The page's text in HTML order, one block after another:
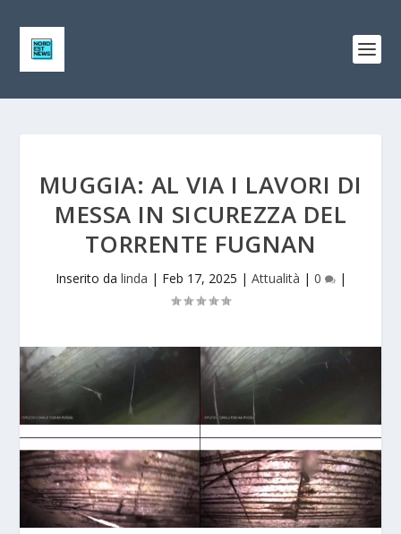
MUGGIA: AL VIA I LAVORI DI
MESSA IN SICUREZZA DEL
TORRENTE FUGNAN
Inserito da linda | Feb 17, 2025 | Attualità | 0 |